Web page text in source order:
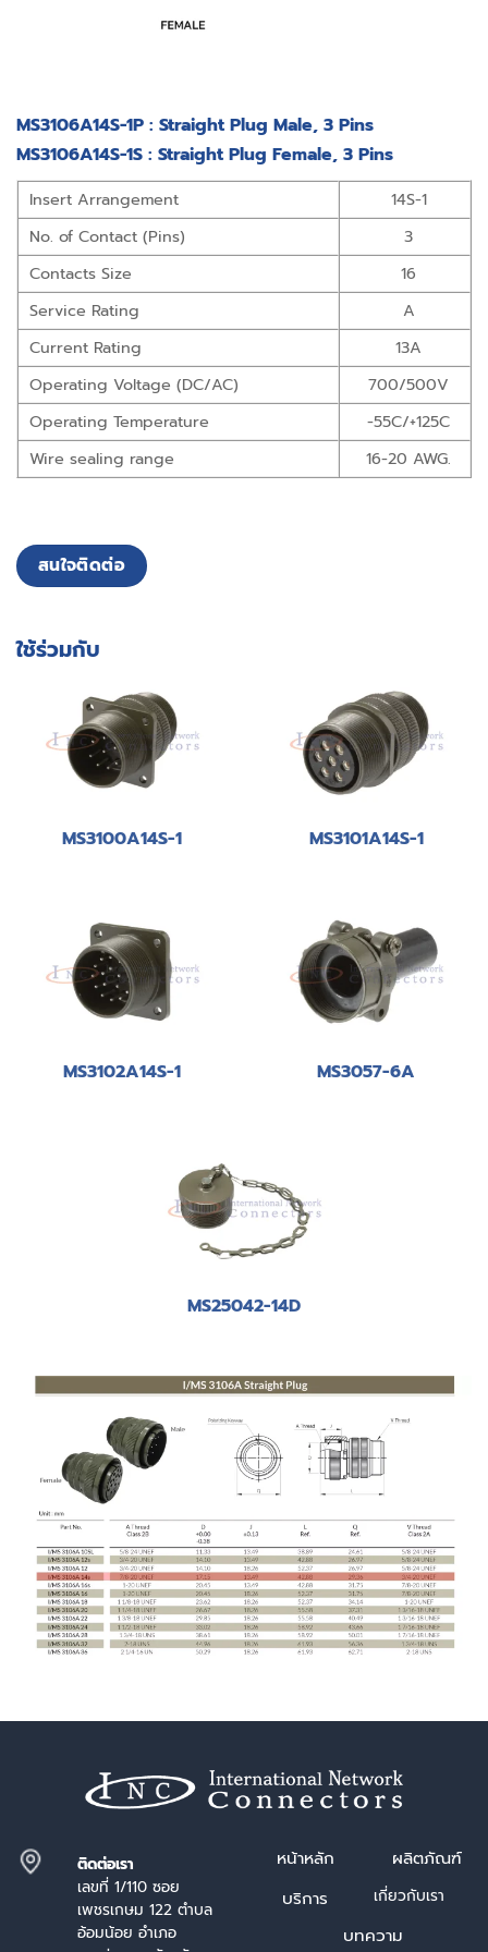
MS3106A14S-1P : Straight Plug Male, 3 Pins
MS3106A14S-1S : Straight Plug Female, 3 Pins
Insert Arrangement
14S-1
No. of Contact (Pins)
3
Contacts Size
16
Service Rating
A
Current Rating
13A
Operating Voltage (DC/AC)
700/500V
Operating Temperature
-55C/+125C
Wire sealing range
16-20 AWG.
สนใจติดต่อ
ใช้ร่วมกับ
MS3100A14S-1 MS3101A14S-1
MS3102A14S-1 MS3057-6A
MS25042-14D
ติดต่อเรา
เลขที่ 1/110 ซอย
เพชรเกษม 122 ตำบล
อ้อมน้อย อำเภอ
หน้าหลัก
ผลิตภัณฑ์
บริการ
เกี่ยวกับเรา
บทความ